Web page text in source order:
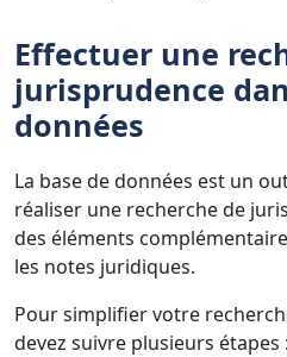
Effectuer une
jurisprudence
données
La base de données est un
réaliser une recherche de
des éléments
les notes juridiques.
Pour simplifier votre
devez suivre plusieurs étapes :